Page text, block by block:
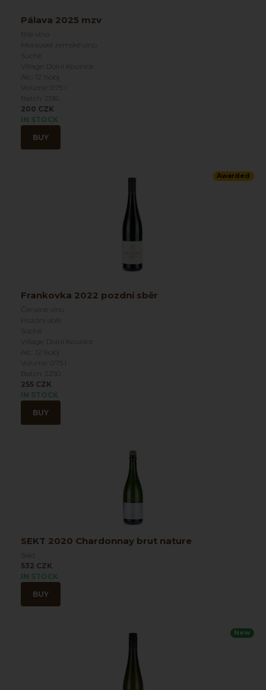
Pálava 2025 mzv
Bílé víno
Moravské zemské víno
Suché
Village: Dolní Kounice
Alc.: 12 %obj
Volume: 0.75 l
Batch: 2516
200 CZK
IN STOCK
BUY
Awarded
Frankovka 2022 pozdní sběr
Červené víno
Pozdní sběr
Suché
Village: Dolní Kounice
Alc.: 12 %obj
Volume: 0.75 l
Batch: 2250
255 CZK
IN STOCK
BUY
SEKT 2020 Chardonnay brut nature
Sekt
532 CZK
IN STOCK
BUY
New